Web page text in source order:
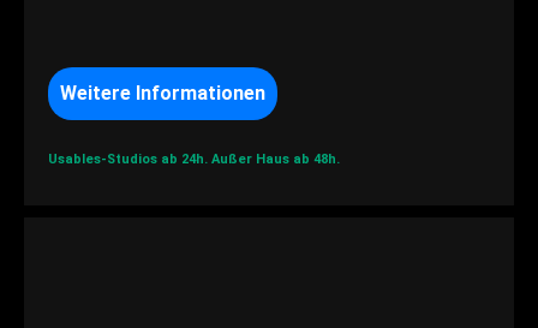
Weitere Informationen
Usables-Studios ab 24h. Außer Haus ab 48h.